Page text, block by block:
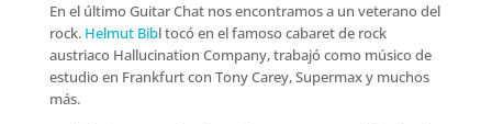
En el último Guitar Chat nos encontramos a un veterano del
rock. Helmut Bibl tocó en el famoso cabaret de rock
austriaco Hallucination Company, trabajó como músico de
estudio en Frankfurt con Tony Carey, Supermax y muchos
más.